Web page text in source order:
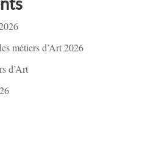
métiers d’Art 2026
d’Art